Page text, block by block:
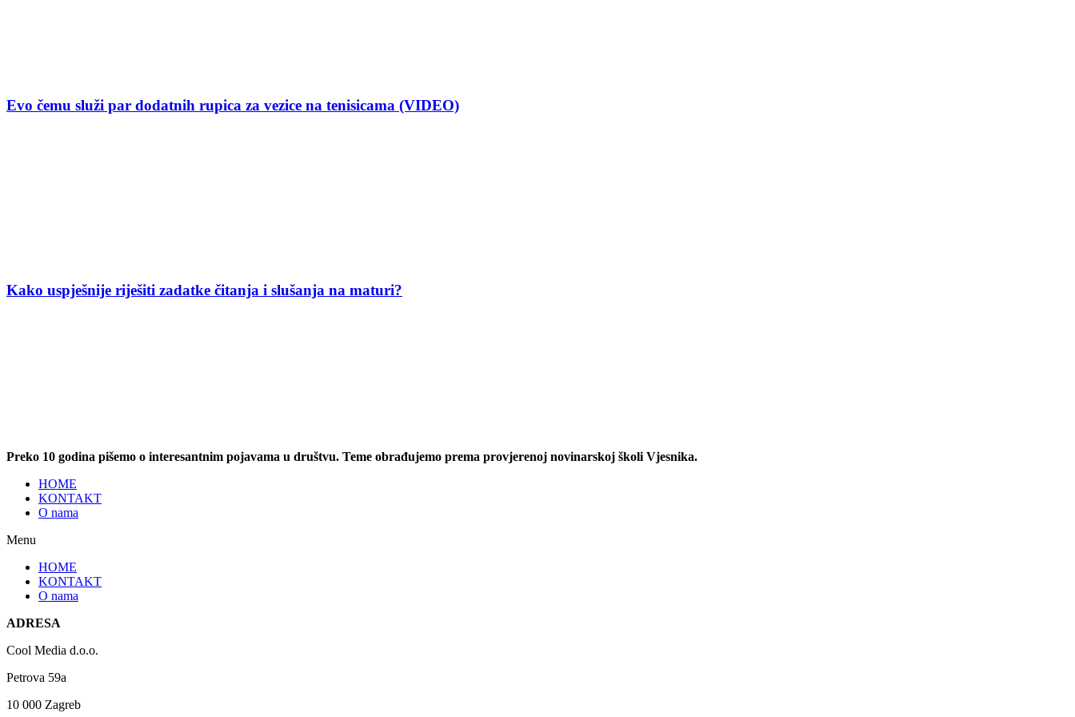
Evo čemu služi par dodatnih rupica za vezice na tenisicama (VIDEO)
Kako uspješnije riješiti zadatke čitanja i slušanja na maturi?
Preko 10 godina pišemo o interesantnim pojavama u društvu. Teme obrađujemo prema provjerenoj novinarskoj školi Vjesnika.
HOME
KONTAKT
O nama
Menu
HOME
KONTAKT
O nama
ADRESA
Cool Media d.o.o.
Petrova 59a
10 000 Zagreb